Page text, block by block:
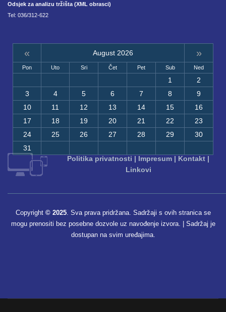
Odsjek za analizu tržišta (XML obrasci)
Tel: 036/312-622
« August 2026 »
Pon Uto Sri Čet Pet Sub Ned
1
2
3
4 5 6 7 8
9
10
11 12 13 14 15
16
17
18 19 20 21 22
23
24
25 26 27 28 29
30
31
Politika privatnosti | Impresum | Kontakt |
Linkovi
Copyright © 2025. Sva prava pridržana. Sadržaji s ovih stranica se
mogu prenositi bez posebne dozvole uz navođenje izvora. | Sadržaj je
dostupan na svim uređajima.